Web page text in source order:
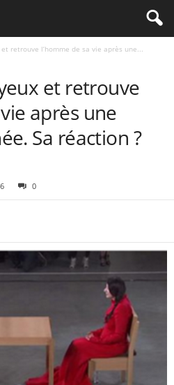
retrouve l’homme de sa vie après une...
et retrouve
après une
Sa réaction ?
0